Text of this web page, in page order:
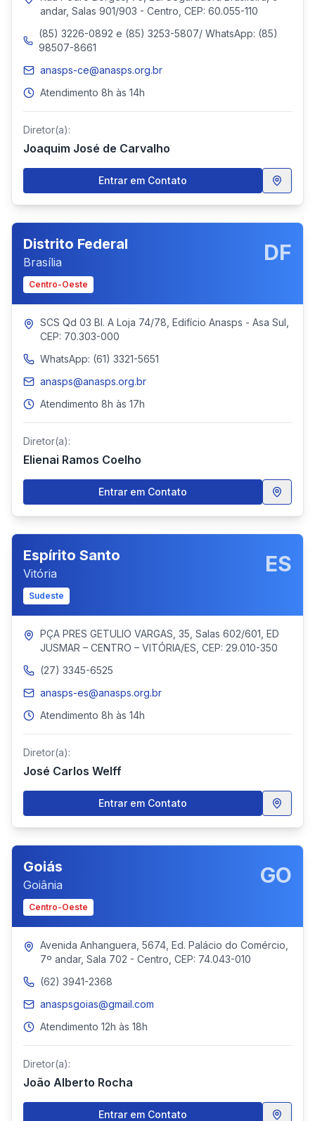
andar, Salas 901/903 - Centro, CEP: 60.055-110
(85) 3226-0892 e (85) 3253-5807/ WhatsApp: (85)
98507-8661
anasps-ce@anasps.org.br
Atendimento 8h às 14h
Diretor(a):
Joaquim José de Carvalho
Entrar em Contato
Distrito Federal
Brasília DF
Centro-Oeste
SCS Qd 03 Bl. A Loja 74/78, Edifício Anasps - Asa Sul,
CEP: 70.303-000
WhatsApp: (61) 3321-5651
anasps@anasps.org.br
Atendimento 8h às 17h
Diretor(a):
Elienai Ramos Coelho
Entrar em Contato
Espírito Santo
Vitória ES
Sudeste
PÇA PRES GETULIO VARGAS, 35, Salas 602/601, ED
JUSMAR – CENTRO – VITÓRIA/ES, CEP: 29.010-350
(27) 3345-6525
anasps-es@anasps.org.br
Atendimento 8h às 14h
Diretor(a):
José Carlos Welff
Entrar em Contato
Goiás
Goiânia GO
Centro-Oeste
Avenida Anhanguera, 5674, Ed. Palácio do Comércio,
7º andar, Sala 702 - Centro, CEP: 74.043-010
(62) 3941-2368
anaspsgoias@gmail.com
Atendimento 12h às 18h
Diretor(a):
João Alberto Rocha
Entrar em Contato